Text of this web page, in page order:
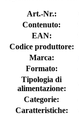
Art.-Nr.:
Contenuto:
EAN:
Codice produttore:
Marca:
Formato:
Tipologia di
alimentazione:
Categorie:
Caratteristiche: